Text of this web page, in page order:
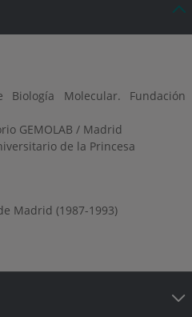
Biología Molecular. Fundación
GEMOLAB / Madrid
de la Princesa
Madrid (1987-1993)